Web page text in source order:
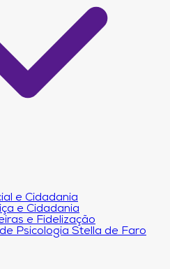
e Cidadania
e Cidadania
e Fidelização
Psicologia Stella de Faro